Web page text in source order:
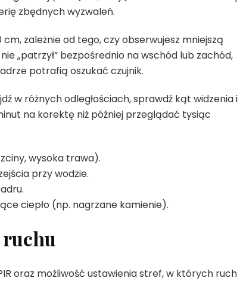
zbędnych wyzwaleń.
zależnie od tego, czy obserwujesz mniejszą
„patrzył” bezpośrednio na wschód lub zachód,
potrafią oszukać czujnik.
w różnych odległościach, sprawdź kąt widzenia i
na korektę niż później przeglądać tysiąc
wysoka trawa).
przy wodzie.
ciepło (np. nagrzane kamienie).
ruchu
oraz możliwość ustawienia stref, w których ruch